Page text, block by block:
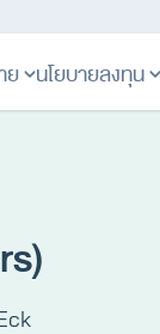
ย นโยบายลงทุน